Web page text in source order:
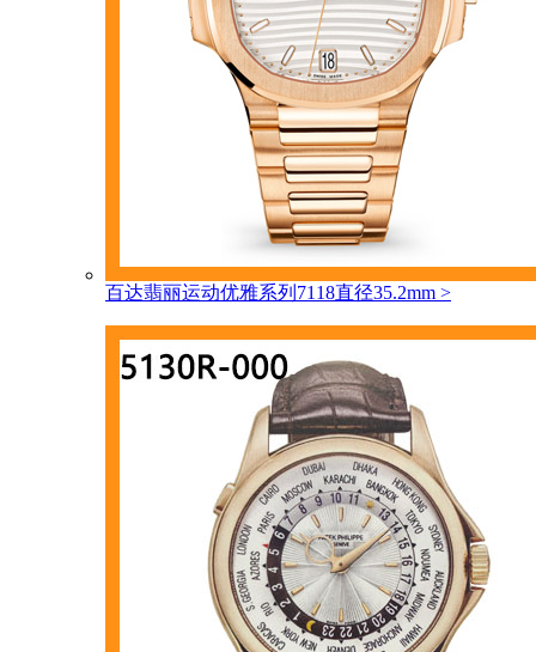
百达翡丽运动优雅系列7118直径35.2mm >